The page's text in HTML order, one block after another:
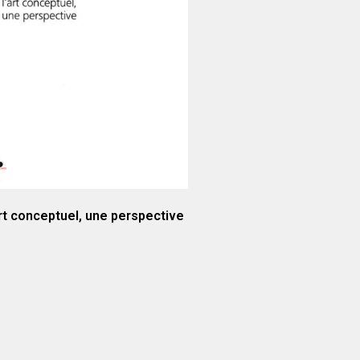
conceptuel, une perspective